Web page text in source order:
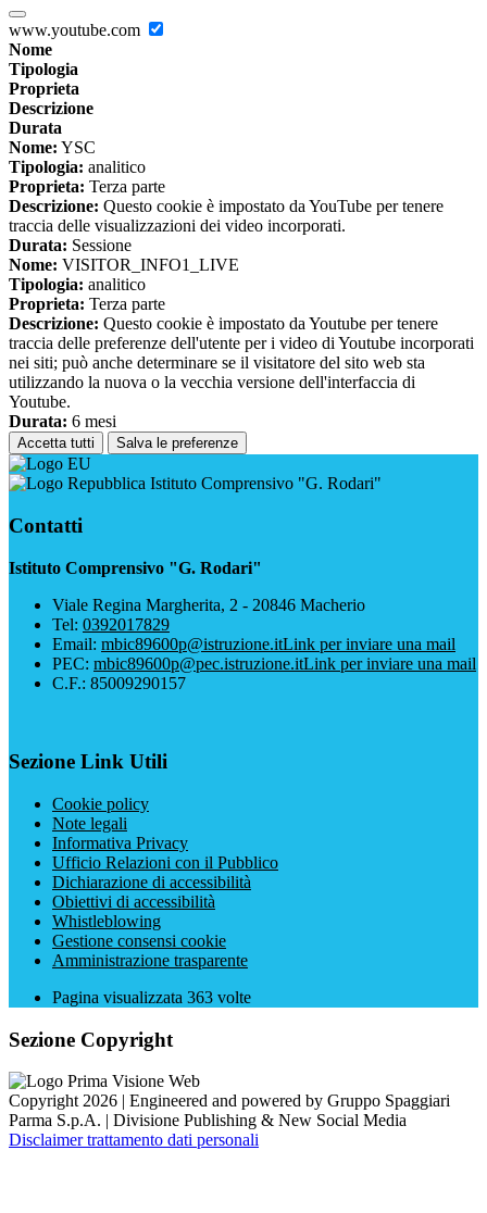
www.youtube.com
Nome
Tipologia
Proprieta
Descrizione
Durata
Nome: YSC
Tipologia: analitico
Proprieta: Terza parte
Descrizione: Questo cookie è impostato da YouTube per tenere
traccia delle visualizzazioni dei video incorporati.
Durata: Sessione
Nome: VISITOR_INFO1_LIVE
Tipologia: analitico
Proprieta: Terza parte
Descrizione: Questo cookie è impostato da Youtube per tenere
traccia delle preferenze dell'utente per i video di Youtube incorporati
nei siti; può anche determinare se il visitatore del sito web sta
utilizzando la nuova o la vecchia versione dell'interfaccia di
Youtube.
Durata: 6 mesi
Accetta tutti Salva le preferenze
Istituto Comprensivo "G. Rodari"
Contatti
Istituto Comprensivo "G. Rodari"
Viale Regina Margherita, 2 - 20846 Macherio
Tel: 0392017829
Email: mbic89600p@istruzione.itLink per inviare una mail
PEC: mbic89600p@pec.istruzione.itLink per inviare una mail
C.F.: 85009290157
Sezione Link Utili
Cookie policy
Note legali
Informativa Privacy
Ufficio Relazioni con il Pubblico
Dichiarazione di accessibilità
Obiettivi di accessibilità
Whistleblowing
Gestione consensi cookie
Amministrazione trasparente
Pagina visualizzata 363 volte
Sezione Copyright
Copyright 2026 | Engineered and powered by Gruppo Spaggiari
Parma S.p.A. | Divisione Publishing & New Social Media
Disclaimer trattamento dati personali